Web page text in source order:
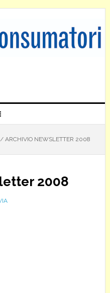
/ARCHIVIO NEWSLETTER 2008
2008